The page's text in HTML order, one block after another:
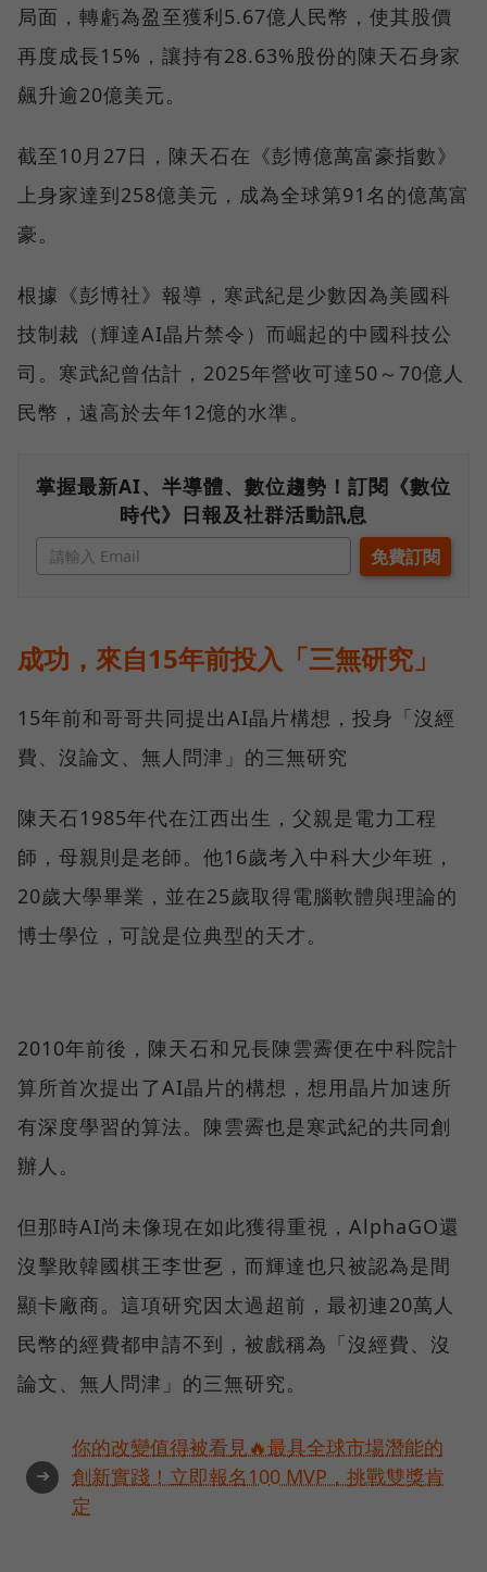
局面，轉虧為盈至獲利5.67億人民幣，使其股價
再度成長15%，讓持有28.63%股份的陳天石身家
飆升逾20億美元。
截至10月27日，陳天石在《彭博億萬富豪指數》
上身家達到258億美元，成為全球第91名的億萬富
豪。
根據《彭博社》報導，寒武紀是少數因為美國科
技制裁（輝達AI晶片禁令）而崛起的中國科技公
司。寒武紀曾估計，2025年營收可達50～70億人
民幣，遠高於去年12億的水準。
掌握最新AI、半導體、數位趨勢！訂閱《數位
時代》日報及社群活動訊息
成功，來自15年前投入「三無研究」
15年前和哥哥共同提出AI晶片構想，投身「沒經
費、沒論文、無人問津」的三無研究
陳天石1985年代在江西出生，父親是電力工程
師，母親則是老師。他16歲考入中科大少年班，
20歲大學畢業，並在25歲取得電腦軟體與理論的
博士學位，可說是位典型的天才。
2010年前後，陳天石和兄長陳雲霽便在中科院計
算所首次提出了AI晶片的構想，想用晶片加速所
有深度學習的算法。陳雲霽也是寒武紀的共同創
辦人。
但那時AI尚未像現在如此獲得重視，AlphaGO還
沒擊敗韓國棋王李世乭，而輝達也只被認為是間
顯卡廠商。這項研究因太過超前，最初連20萬人
民幣的經費都申請不到，被戲稱為「沒經費、沒
論文、無人問津」的三無研究。
➜
你的改變值得被看見🔥最具全球市場潛能的
創新實踐！立即報名100 MVP，挑戰雙獎肯
定